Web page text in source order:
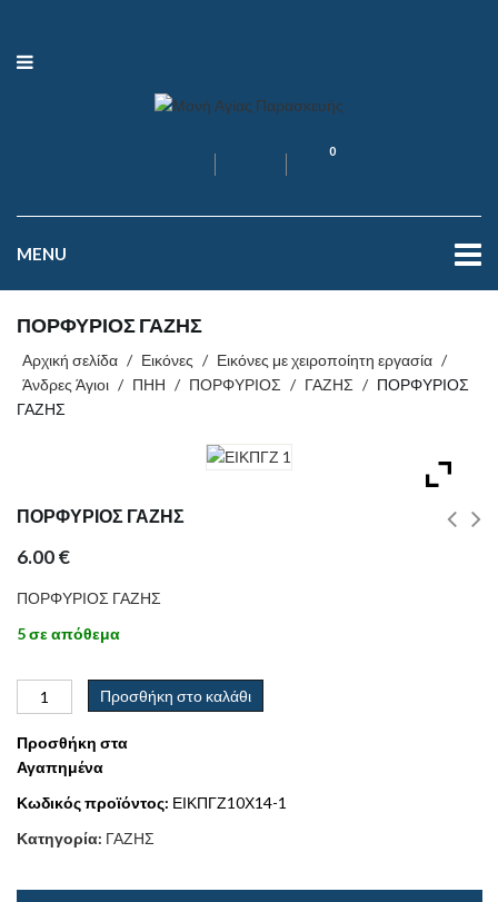
0
MENU
ΠΟΡΦΥΡΙΟΣ ΓΑΖΗΣ
Αρχική σελίδα / Εικόνες / Εικόνες με χειροποίητη εργασία /
Άνδρες Άγιοι / ΠΗΗ / ΠΟΡΦΥΡΙΟΣ / ΓΑΖΗΣ / ΠΟΡΦΥΡΙΟΣ
ΓΑΖΗΣ
ΠΟΡΦΥΡΙΟΣ ΓΑΖΗΣ
6.00€
ΠΟΡΦΥΡΙΟΣ ΓΑΖΗΣ
5 σε απόθεμα
Προσθήκη στο καλάθι
Προσθήκη στα
Αγαπημένα
Κωδικός προϊόντος: ΕΙΚΠΓΖ10Χ14-1
Κατηγορία: ΓΑΖΗΣ